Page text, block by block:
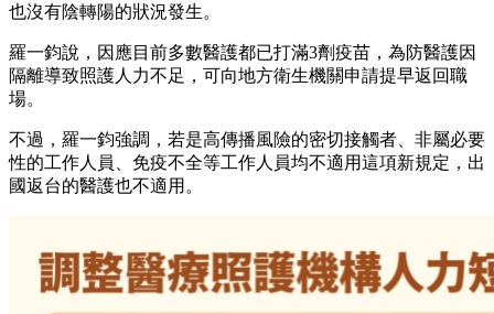
也沒有陰轉陽的狀況發生。
羅一鈞說，因應目前多數醫護都已打滿3劑疫苗，為防醫護因
隔離導致照護人力不足，可向地方衛生機關申請提早返回職
場。
不過，羅一鈞強調，若是高傳播風險的密切接觸者、非屬必要
性的工作人員、免疫不全等工作人員均不適用這項新規定，出
國返台的醫護也不適用。